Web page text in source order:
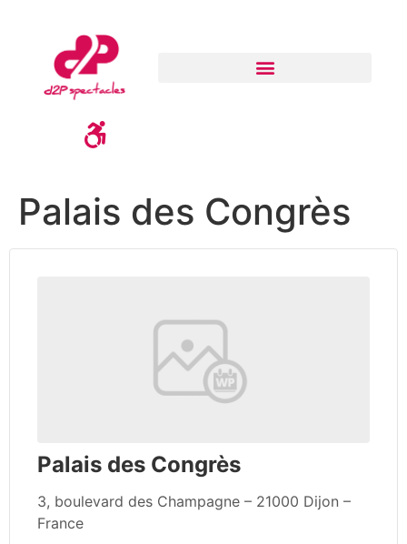
Palais des Congrès
Palais des Congrès
3, boulevard des Champagne – 21000 Dijon –
France